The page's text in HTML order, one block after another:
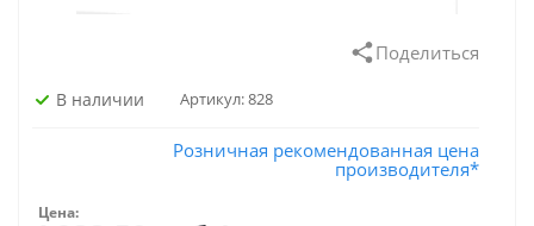
Поделиться
В наличии Артикул:828
Розничная рекомендованная цена
производителя*
Цена: